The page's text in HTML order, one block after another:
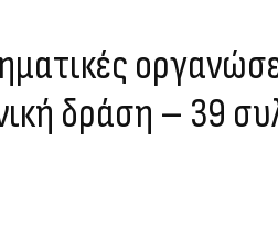
δράση – 39